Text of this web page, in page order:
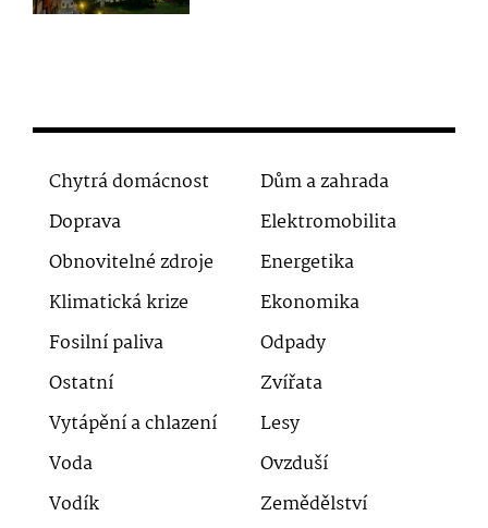
Chytrá domácnost
Dům a zahrada
Doprava
Elektromobilita
Obnovitelné zdroje
Energetika
Klimatická krize
Ekonomika
Fosilní paliva
Odpady
Ostatní
Zvířata
Vytápění a chlazení
Lesy
Voda
Ovzduší
Vodík
Zemědělství